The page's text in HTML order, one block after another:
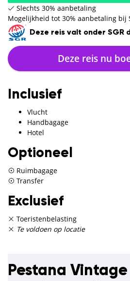
Slechts 30% aanbetaling
Mogelijkheid tot 30% aanbetaling bij
Deze reis valt onder SGR
Deze reis nu
Inclusief
Vlucht
Handbagage
Hotel
Optioneel
Ruimbagage
Transfer
Exclusief
Toeristenbelasting
Te voldoen op locatie
Pestana